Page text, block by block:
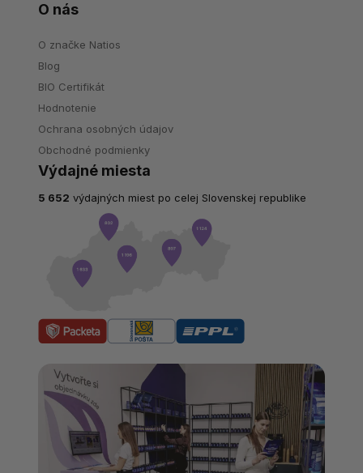
O nás
O značke Natios
Blog
BIO Certifikát
Hodnotenie
Ochrana osobných údajov
Obchodné podmienky
Výdajné miesta
5 652 výdajných miest po celej Slovenskej republike